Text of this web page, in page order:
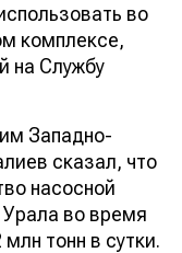
во
комплексе,
на Службу
Западно-
сказал, что
насосной
во время
тонн в сутки.